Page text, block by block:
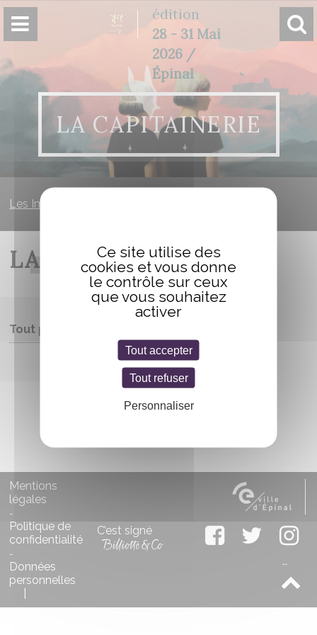
édition
28 - 31 Mai
2026 /
Épinal
LA CAPITAINERIE
Les Imaginales
LA CAPITAINERIE
Tout public
Entrée libre
Mentions
légales
-
Politique de
confidentialité
-
Données
personnelles
C’est signé
Panneau de gestion des cookies
Ce site utilise des
cookies et vous donne
le contrôle sur ceux
que vous souhaitez
activer
Tout accepter
Tout refuser
Personnaliser